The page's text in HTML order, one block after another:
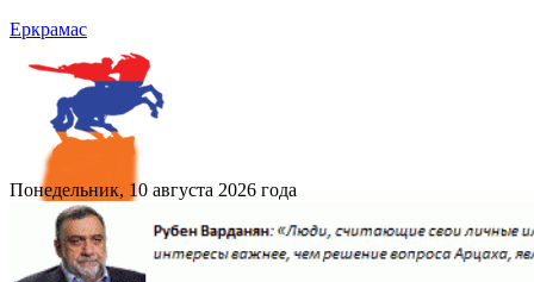
Еркрамас
Понедельник, 10 августа 2026 года